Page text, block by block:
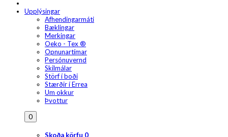
Upplýsingar
Afhendingarmáti
Bæklingar
Merkingar
Oeko - Tex ®
Opnunartímar
Persónuvernd
Skilmálar
Störf í boði
Stærðir í Errea
Um okkur
Þvottur
0
Skoða körfu 0